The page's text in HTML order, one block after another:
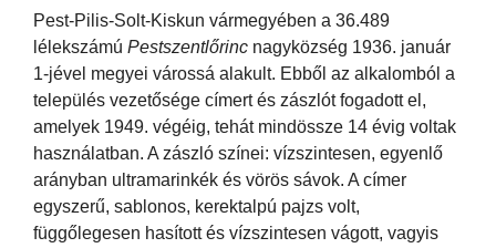
Pest-Pilis-Solt-Kiskun vármegyében a 36.489
lélekszámú Pestszentlőrinc nagyközség 1936. január
1-jével megyei várossá alakult. Ebből az alkalomból a
település vezetősége címert és zászlót fogadott el,
amelyek 1949. végéig, tehát mindössze 14 évig voltak
használatban. A zászló színei: vízszintesen, egyenlő
arányban ultramarinkék és vörös sávok. A címer
egyszerű, sablonos, kerektalpú pajzs volt,
függőlegesen hasított és vízszintesen vágott, vagyis